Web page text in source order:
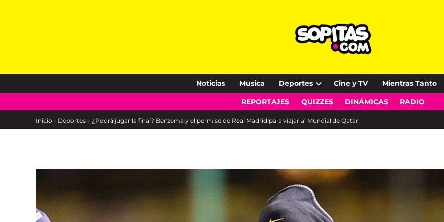
Noticias Musica Deportes
Open
dropdown
Cine y TV Mientras Tanto
REPORTAJES QUIZZES DINÁMICAS RADIO
Inicio » Deportes » ¿Podrá jugar la final? Benzema y el permiso de Real Madrid para viajar al Mundial de Qatar